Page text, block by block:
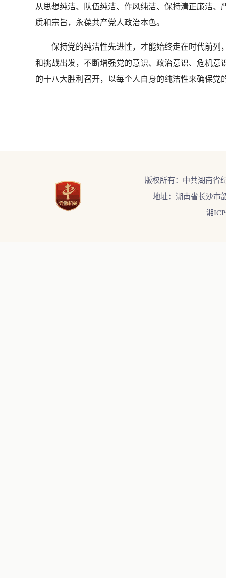
从思想纯洁、队伍纯洁、作风纯洁、保持清正廉洁
质和宗旨，永葆共产党人政治本色。
保持党的纯洁性先进性，才能始终走在时代前列
和挑战出发，不断增强党的意识、政治意识、危机
的十八大胜利召开，以每个人自身的纯洁性来确保
版权所有：中共湖南省
地址：湖南省长沙市
湘